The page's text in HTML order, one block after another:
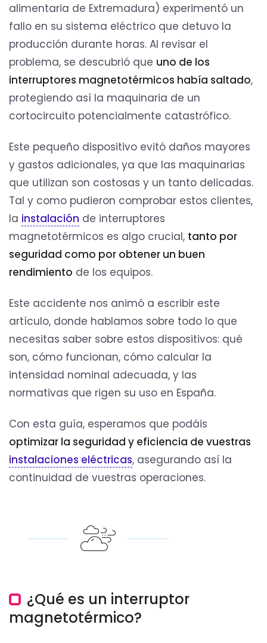
alimentaria de Extremadura) experimentó un
fallo en su sistema eléctrico que detuvo la
producción durante horas. Al revisar el
problema, se descubrió que uno de los
interruptores magnetotérmicos había saltado,
protegiendo así la maquinaria de un
cortocircuito potencialmente catastrófico.
Este pequeño dispositivo evitó daños mayores
y gastos adicionales, ya que las maquinarias
que utilizan son costosas y un tanto delicadas.
Tal y como pudieron comprobar estos clientes,
la instalación de interruptores
magnetotérmicos es algo crucial, tanto por
seguridad como por obtener un buen
rendimiento de los equipos.
Este accidente nos animó a escribir este
artículo, donde hablamos sobre todo lo que
necesitas saber sobre estos dispositivos: qué
son, cómo funcionan, cómo calcular la
intensidad nominal adecuada, y las
normativas que rigen su uso en España.
Con esta guía, esperamos que podáis
optimizar la seguridad y eficiencia de vuestras
instalaciones eléctricas, asegurando así la
continuidad de vuestras operaciones.
¿Qué es un interruptor
magnetotérmico?